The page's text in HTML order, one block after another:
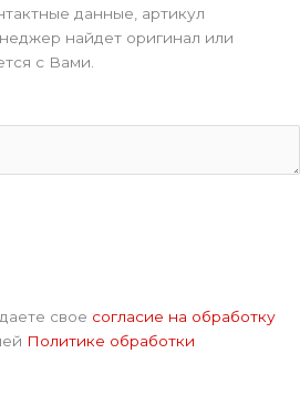
данные, артикул
найдет оригинал или
с Вами.
свое согласие на обработку
Политике обработки